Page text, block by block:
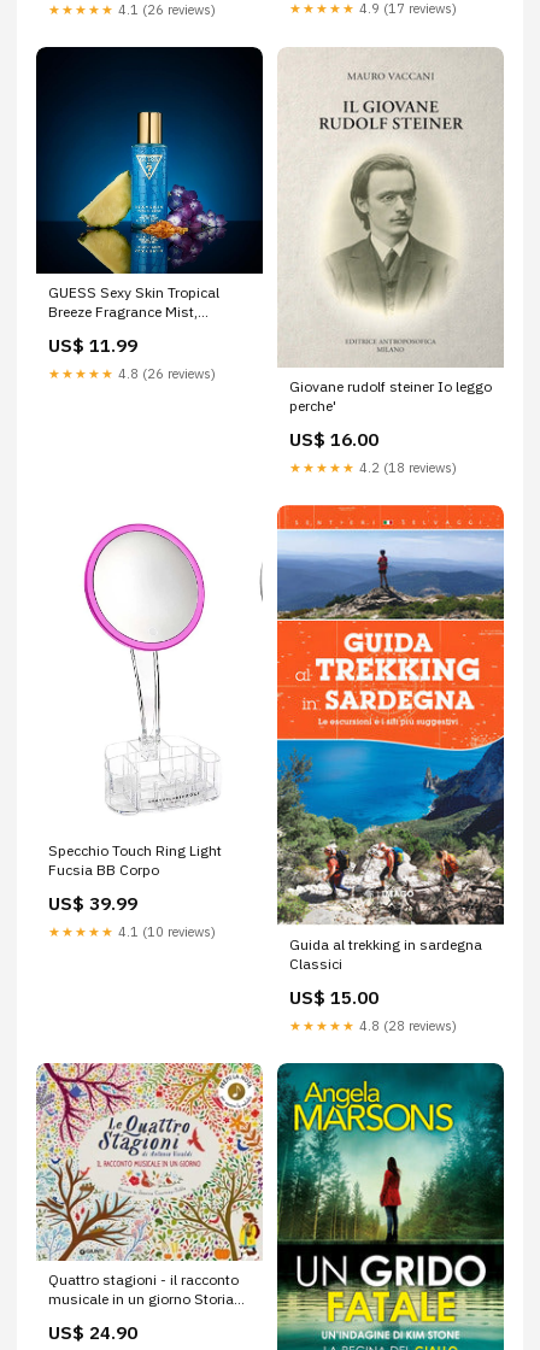
★★★★★ 4.1 (26 reviews) ★★★★★ 4.9 (17 reviews)
GUESS Sexy Skin Tropical
Breeze Fragrance Mist,
US$ 11.99
★★★★★ 4.8 (26 reviews)
Giovane rudolf steiner Io leggo
perche'
US$ 16.00
★★★★★ 4.2 (18 reviews)
Specchio Touch Ring Light
Fucsia BB Corpo
US$ 39.99
★★★★★ 4.1 (10 reviews)
Guida al trekking in sardegna
Classici
US$ 15.00
★★★★★ 4.8 (28 reviews)
Quattro stagioni - il racconto
musicale in un giorno Storia
US$ 24.90